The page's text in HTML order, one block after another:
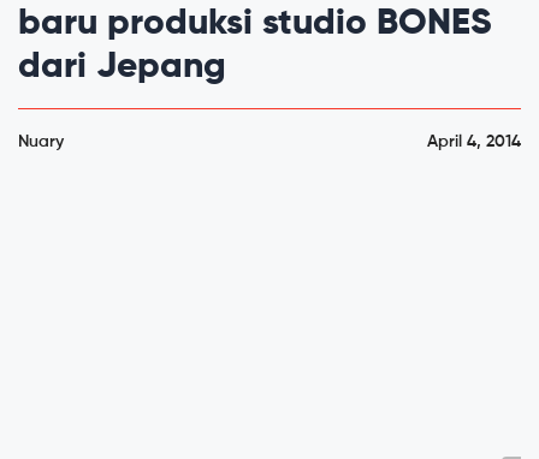
baru produksi studio BONES
dari Jepang
Nuary April 4, 2014